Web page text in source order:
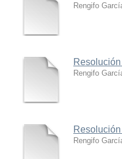
Rengifo
Rengifo
Rengifo